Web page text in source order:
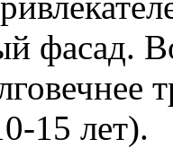
фасад.
15 лет).